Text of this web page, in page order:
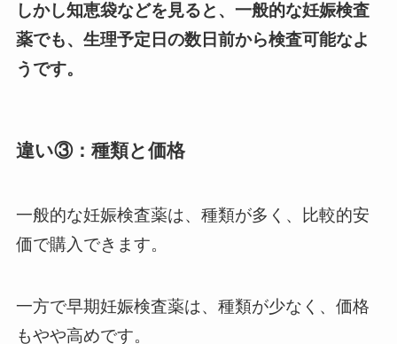
しかし知恵袋などを見ると、一般的な妊娠検査
薬でも、生理予定日の数日前から検査可能なよ
うです。
違い③：種類と価格
一般的な妊娠検査薬は、種類が多く、比較的安
価で購入できます。
一方で早期妊娠検査薬は、種類が少なく、価格
もやや高めです。